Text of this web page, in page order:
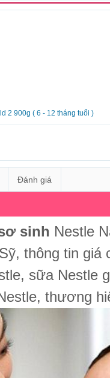
2 900g ( 6 - 12 tháng tuổi )
Đánh giá
sinh Nestle
thông tin giá
sữa Nestle
thương